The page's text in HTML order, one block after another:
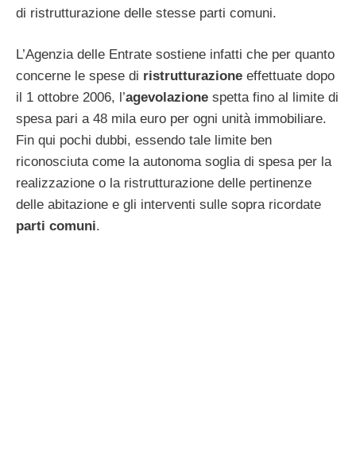
di ristrutturazione delle stesse parti comuni.
L’Agenzia delle Entrate sostiene infatti che per quanto
concerne le spese di ristrutturazione effettuate dopo
il 1 ottobre 2006, l’agevolazione spetta fino al limite di
spesa pari a 48 mila euro per ogni unità immobiliare.
Fin qui pochi dubbi, essendo tale limite ben
riconosciuta come la autonoma soglia di spesa per la
realizzazione o la ristrutturazione delle pertinenze
delle abitazione e gli interventi sulle sopra ricordate
parti comuni.